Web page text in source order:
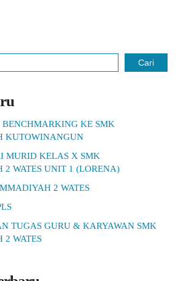
Cari
KE SMK
KUTOWINANGUN
MURID KELAS X SMK
WATES UNIT 1 (LORENA)
2 WATES
TUGAS GURU & KARYAWAN SMK
WATES